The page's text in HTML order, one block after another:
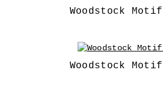
Woodstock
Woodstock Motif